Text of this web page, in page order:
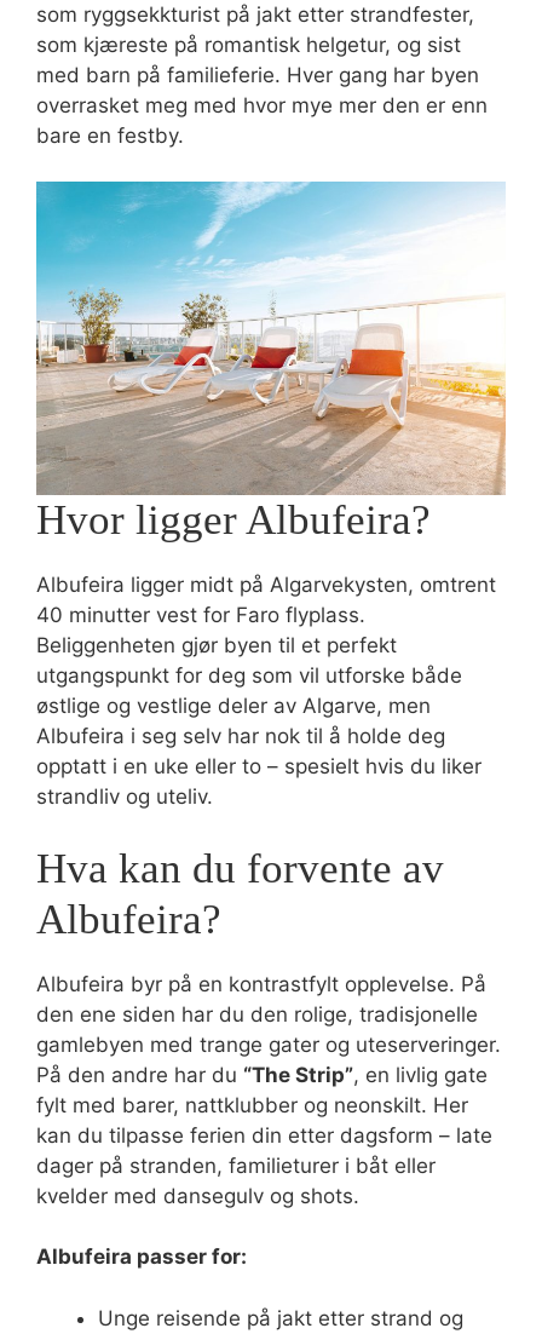
som ryggsekkturist på jakt etter strandfester,
som kjæreste på romantisk helgetur, og sist
med barn på familieferie. Hver gang har byen
overrasket meg med hvor mye mer den er enn
bare en festby.
Hvor ligger Albufeira?
Albufeira ligger midt på Algarvekysten, omtrent
40 minutter vest for Faro flyplass.
Beliggenheten gjør byen til et perfekt
utgangspunkt for deg som vil utforske både
østlige og vestlige deler av Algarve, men
Albufeira i seg selv har nok til å holde deg
opptatt i en uke eller to – spesielt hvis du liker
strandliv og uteliv.
Hva kan du forvente av
Albufeira?
Albufeira byr på en kontrastfylt opplevelse. På
den ene siden har du den rolige, tradisjonelle
gamlebyen med trange gater og uteserveringer.
På den andre har du “The Strip”, en livlig gate
fylt med barer, nattklubber og neonskilt. Her
kan du tilpasse ferien din etter dagsform – late
dager på stranden, familieturer i båt eller
kvelder med dansegulv og shots.
Albufeira passer for:
Unge reisende på jakt etter strand og